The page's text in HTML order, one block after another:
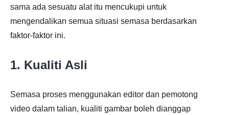
sama ada sesuatu alat itu mencukupi untuk
mengendalikan semua situasi semasa berdasarkan
faktor-faktor ini.
1. Kualiti Asli
Semasa proses menggunakan editor dan pemotong
video dalam talian, kualiti gambar boleh dianggap